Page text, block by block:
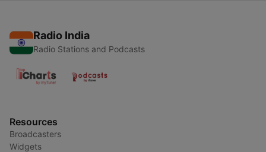
Radio India
Radio Stations and Podcasts
Resources
Broadcasters
Widgets